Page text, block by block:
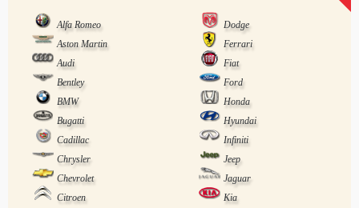
Alfa Romeo
Dodge
Aston Martin
Ferrari
Audi
Fiat
Bentley
Ford
BMW
Honda
Bugatti
Hyundai
Cadillac
Infiniti
Chrysler
Jeep
Chevrolet
Jaguar
Citroen
Kia